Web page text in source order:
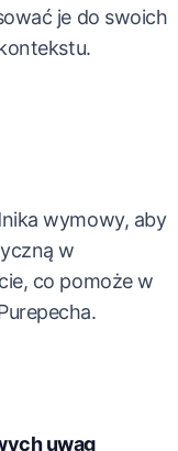
je do swoich
wymowy, aby
w
co pomoże w
uwag